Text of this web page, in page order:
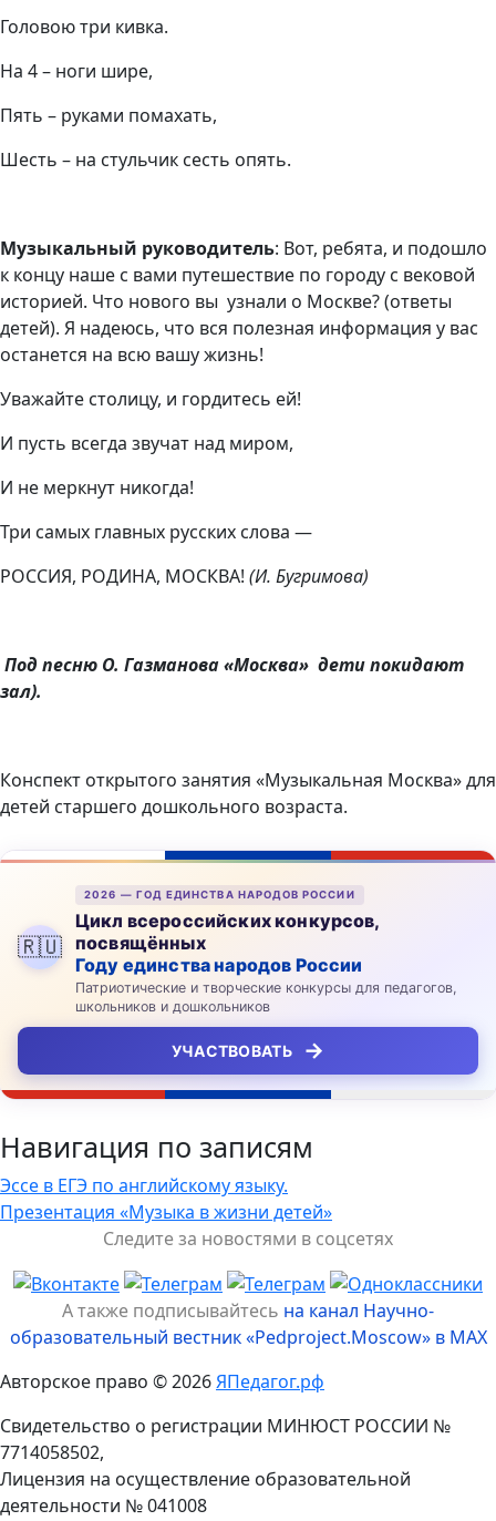
Головою три кивка.
На 4 – ноги шире,
Пять – руками помахать,
Шесть – на стульчик сесть опять.
Музыкальный руководитель: Вот, ребята, и подошло
к концу наше с вами путешествие по городу с вековой
историей. Что нового вы узнали о Москве? (ответы
детей). Я надеюсь, что вся полезная информация у вас
останется на всю вашу жизнь!
Уважайте столицу, и гордитесь ей!
И пусть всегда звучат над миром,
И не меркнут никогда!
Три самых главных русских слова —
РОССИЯ, РОДИНА, МОСКВА! (И. Бугримова)
Под песню О. Газманова «Москва» дети покидают
зал).
Конспект открытого занятия «Музыкальная Москва» для
детей старшего дошкольного возраста.
🇷🇺
2026 — ГОД ЕДИНСТВА НАРОДОВ РОССИИ
Цикл всероссийских конкурсов,
посвящённых
Году единства народов России
Патриотические и творческие конкурсы для педагогов,
школьников и дошкольников
УЧАСТВОВАТЬ →
Навигация по записям
Эссе в ЕГЭ по английскому языку.
Презентация «Музыка в жизни детей»
Следите за новостями в соцсетях
А также подписывайтесь на канал Научно-
образовательный вестник «Pedproject.Moscow» в MAX
Авторское право © 2026ЯПедагог.рф
Свидетельство о регистрации МИНЮСТ РОССИИ №
7714058502,
Лицензия на осуществление образовательной
деятельности № 041008